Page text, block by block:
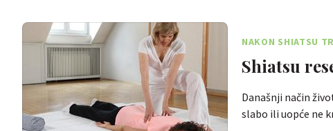
NAKON SHIATSU
Shiatsu
Današnji način
slabo ili uopće ne